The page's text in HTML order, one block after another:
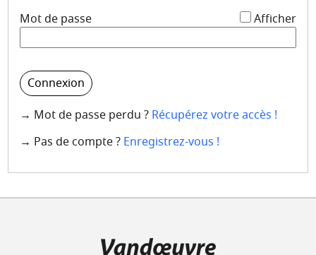
Mot de passe Afficher
Connexion
→ Mot de passe perdu ? Récupérez votre accès !
→ Pas de compte ? Enregistrez-vous !